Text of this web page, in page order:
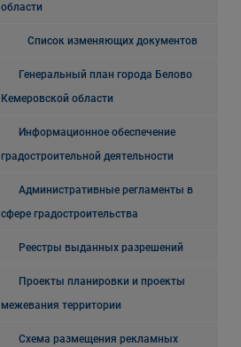
области
Список изменяющих документов
Генеральный план города Белово
Кемеровской области
Информационное обеспечение
градостроительной деятельности
Административные регламенты в
сфере градостроительства
Реестры выданных разрешений
Проекты планировки и проекты
межевания территории
Схема размещения рекламных